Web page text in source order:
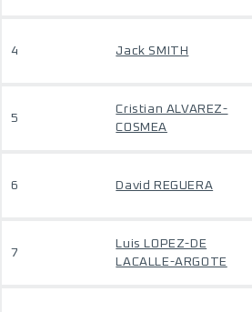
4 Jack SMITH
5
Cristian ALVAREZ-
COSMEA
6 David REGUERA
7
Luis LOPEZ-DE
LACALLE-ARGOTE